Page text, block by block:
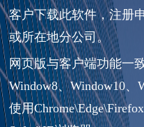
客户下载此软件，注册
或所在地分公司。
网页版与客户端功能一
Window8、Window10
使用